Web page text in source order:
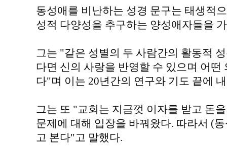
동성애를 비난하는 성경 문구는 태생적
성적 다양성을 추구하는 양성애자들을
그는 "같은 성별의 두 사람간의 활동적
다면 신의 사랑을 반영할 수 있으며 어떤
다"며 이는 20년간의 연구와 기도 끝에
그는 또 "교회는 지금껏 이자를 받고 돈
문제에 대해 입장을 바꿔왔다. 따라서 (
고 본다"고 말했다.